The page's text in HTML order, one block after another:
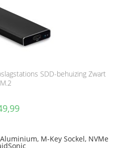
SDD-behuizing Zwart
M.2